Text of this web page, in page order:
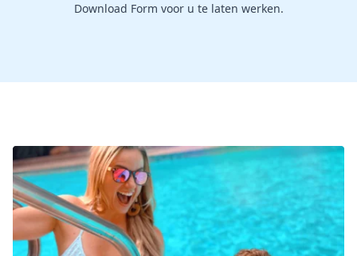
Download Form voor u te laten werken.